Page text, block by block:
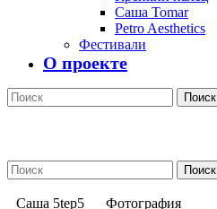
Саша Tomar
Petro Aesthetics
Фестивали
О проекте
Поиск
Поиск
Саша 5tep5 Фотография